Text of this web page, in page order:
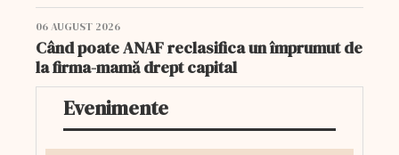
06 AUGUST 2026
Când poate ANAF reclasifica un împrumut de
la firma-mamă drept capital
Evenimente